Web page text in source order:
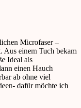
Microfaser –
Aus einem Tuch bekam
Ideal als
einen Hauch
ab ohne viel
dafür möchte ich